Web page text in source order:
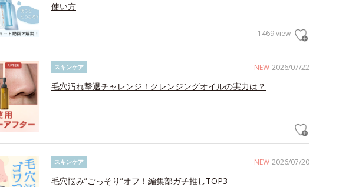
使い方
1469 view
NEW 2026/07/22
スキンケア
毛穴汚れ撃退チャレンジ！クレンジングオイルの実力は？
NEW 2026/07/20
スキンケア
毛穴悩み”ごっそり”オフ！編集部ガチ推しTOP3